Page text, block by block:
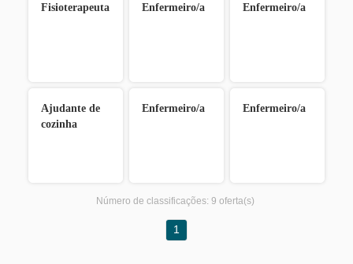
Fisioterapeuta Enfermeiro/a Enfermeiro/a
Ajudante de
cozinha
Enfermeiro/a Enfermeiro/a
Número de classificações: 9 oferta(s)
1